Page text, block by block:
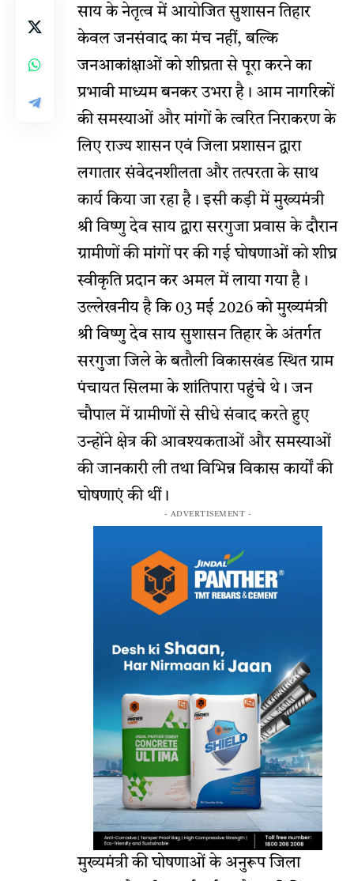
साय के नेतृत्व में आयोजित सुशासन तिहार
केवल जनसंवाद का मंच नहीं, बल्कि
जनआकांक्षाओं को शीघ्रता से पूरा करने का
प्रभावी माध्यम बनकर उभरा है। आम नागरिकों
की समस्याओं और मांगों के त्वरित निराकरण के
लिए राज्य शासन एवं जिला प्रशासन द्वारा
लगातार संवेदनशीलता और तत्परता के साथ
कार्य किया जा रहा है। इसी कड़ी में मुख्यमंत्री
श्री विष्णु देव साय द्वारा सरगुजा प्रवास के दौरान
ग्रामीणों की मांगों पर की गई घोषणाओं को शीघ्र
स्वीकृति प्रदान कर अमल में लाया गया है।
उल्लेखनीय है कि 03 मई 2026 को मुख्यमंत्री
श्री विष्णु देव साय सुशासन तिहार के अंतर्गत
सरगुजा जिले के बतौली विकासखंड स्थित ग्राम
पंचायत सिलमा के शांतिपारा पहुंचे थे। जन
चौपाल में ग्रामीणों से सीधे संवाद करते हुए
उन्होंने क्षेत्र की आवश्यकताओं और समस्याओं
की जानकारी ली तथा विभिन्न विकास कार्यों की
घोषणाएं की थीं।
- ADVERTISEMENT -
मुख्यमंत्री की घोषणाओं के अनुरूप जिला